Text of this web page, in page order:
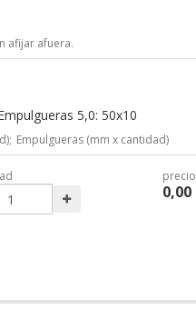
afijar afuera.
5,0: 50x10
Empulgueras (mm x cantidad)
precio
0,00